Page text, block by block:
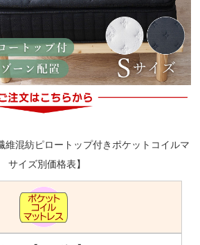
維混紡ピロートップ付きポケットコイルマ
サイズ別価格表】